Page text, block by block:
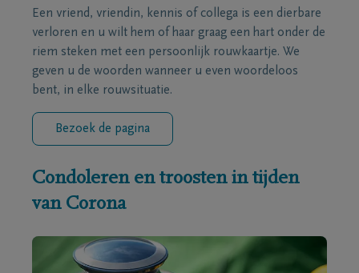
Een vriend, vriendin, kennis of collega is een dierbare
verloren en u wilt hem of haar graag een hart onder de
riem steken met een persoonlijk rouwkaartje. We
geven u de woorden wanneer u even woordeloos
bent, in elke rouwsituatie.
Bezoek de pagina
Condoleren en troosten in tijden
van Corona